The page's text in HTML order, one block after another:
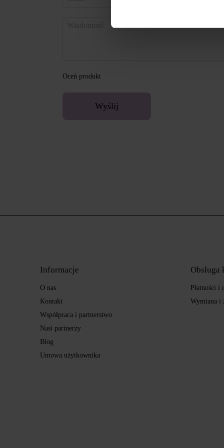
Oceń produkt
Wyślij
Informacje
O nas
Kontakt
Współpraca i partnerstwo
Nasi partnerzy
Blog
Umowa użytkownika
Obsługa
Płatności i
Wymiana i